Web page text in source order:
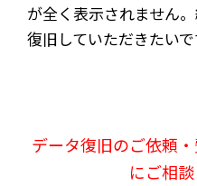
が全く表示されません
復旧していただきたいで
データ復旧のご依頼
にご相談